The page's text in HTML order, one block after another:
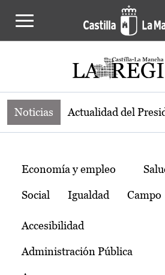
Noticias de la región
Noticias Actualidad del
Temas
Economía y empleo
Social Igualdad Campo
Accesibilidad
Administración Pública